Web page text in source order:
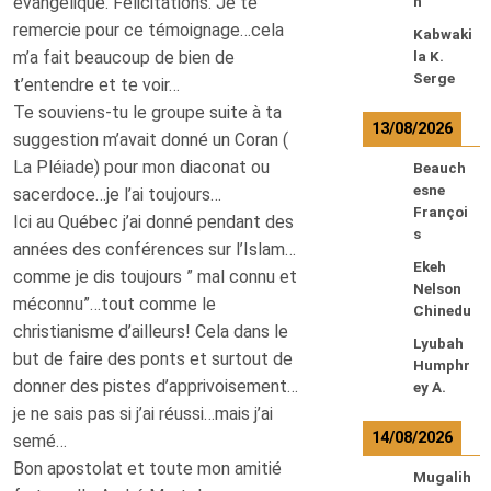
remercie pour ce témoignage…cela
m’a fait beaucoup de bien de
t’entendre et te voir…
Te souviens-tu le groupe suite à ta
suggestion m’avait donné un Coran (
La Pléiade) pour mon diaconat ou
sacerdoce…je l’ai toujours…
Ici au Québec j’ai donné pendant des
années des conférences sur l’Islam…
comme je dis toujours ” mal connu et
méconnu”…tout comme le
christianisme d’ailleurs! Cela dans le
but de faire des ponts et surtout de
donner des pistes d’apprivoisement…
je ne sais pas si j’ai réussi…mais j’ai
semé…
Bon apostolat et toute mon amitié
Kabwaki
la K.
Serge
13/08/2026
Beauch
esne
Françoi
s
Ekeh
Nelson
Chinedu
Lyubah
Humphr
ey A.
14/08/2026
Mugalih